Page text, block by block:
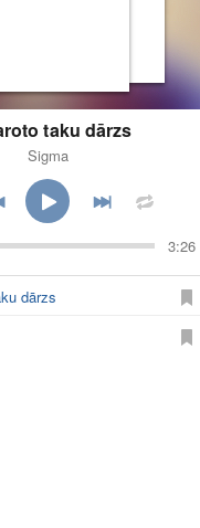
taku dārzs
Sigma
3:26
dārzs